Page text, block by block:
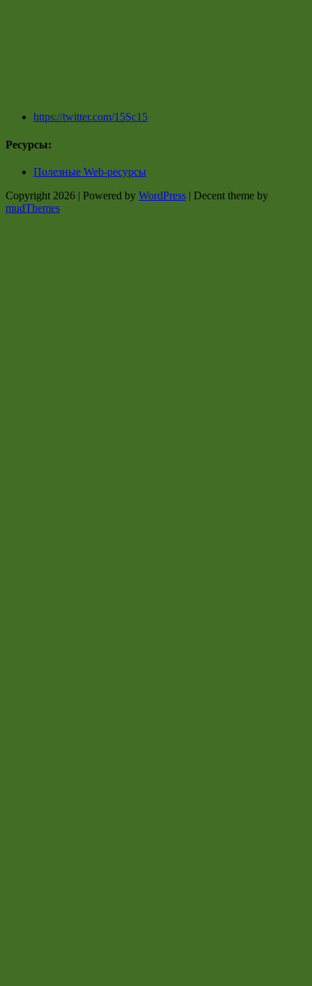
https://twitter.com/15Sc15
Ресурсы:
Полезные Web-ресурсы
Copyright 2026 | Powered by WordPress | Decent theme by
mudThemes